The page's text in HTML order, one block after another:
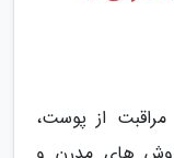
از پوست،